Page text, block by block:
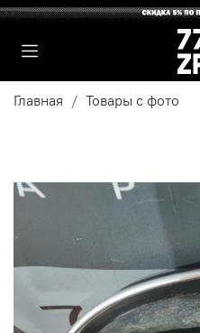
Главная Товары с фото